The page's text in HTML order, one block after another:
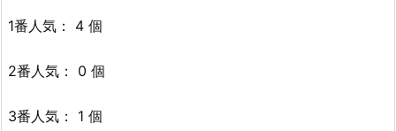
1番人気： 4 個
2番人気： 0 個
3番人気： 1 個